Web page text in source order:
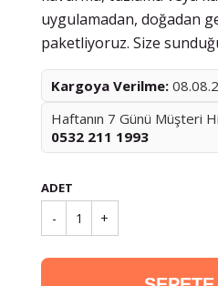
uygulamadan, doğadan
paketliyoruz. Size
Kargoya Verilme:
Haftanın 7 Günü Müşteri
0532 211 1993
ADET
- 1 +